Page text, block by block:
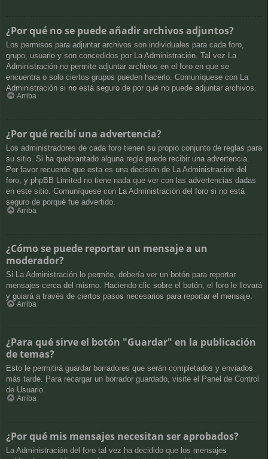
¿Por qué no se puede añadir archivos adjuntos?
Los permisos para adjuntar archivos son individuales para cada foro,
grupo, usuario y son concedidos por La Administración. Tal vez La
Administración no permite adjuntar archivos en el foro en que se
encuentra o solo ciertos grupos pueden hacerlo. Comuníquese con La
Administración si no está seguro de por qué no puede adjuntar archivos.
Arriba
¿Por qué recibí una advertencia?
Los administradores de cada foro tienen su propio conjunto de reglas para
su sitio. Si ha quebrantado alguna regla puede recibir una advertencia.
Por favor recuerde que esta es una decisión de La Administración del
foro, y phpBB Limited no tiene nada que ver con las advertencias dadas
en este sitio. Comuníquese con La Administración del foro si no está
seguro de porqué fue advertido.
Arriba
¿Cómo se puede reportar un mensaje a un
moderador?
Si La Administración lo permite, debería ver un botón para reportar
mensajes cerca del mismo. Haciendo clic sobre el botón, el foro le llevará
y guiará a través de ciertos pasos necesarios para reportar el mensaje.
Arriba
¿Para qué sirve el botón "Guardar" en la publicación
de temas?
Esto le permitirá guardar borradores que serán completados y enviados
más tarde. Para recargar un borrador guardado, visite el Panel de Control
de Usuario.
Arriba
¿Por qué mis mensajes necesitan ser aprobados?
La Administración del foro tal vez ha decidido que los mensajes